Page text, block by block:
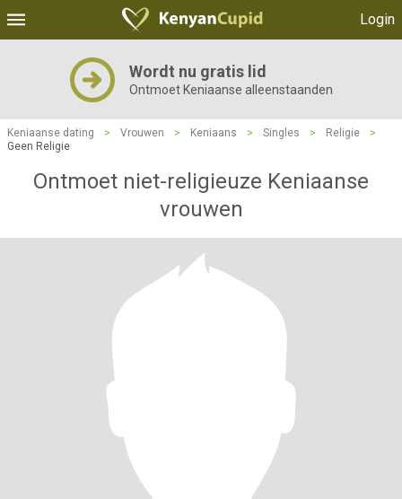
Login
Wordt nu gratis lid
Ontmoet Keniaanse alleenstaanden
Keniaanse dating > Vrouwen > Keniaans > Singles > Religie
>
Geen Religie
Ontmoet niet-religieuze Keniaanse
vrouwen